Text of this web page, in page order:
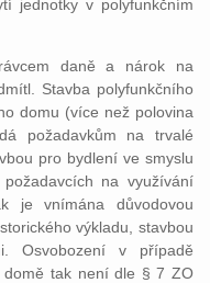
jednotky v polyfunkčním
daně a nárok na
Stavba polyfunkčního
domu (více než polovina
požadavkům na trvalé
pro bydlení ve smyslu
na využívání
je vnímána důvodovou
výkladu, stavbou
Osvobození v případě
domě tak není dle § 7 ZO